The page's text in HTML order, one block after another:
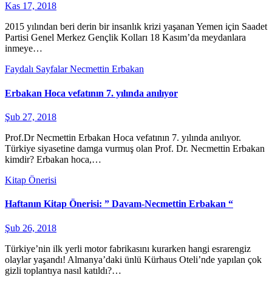
Kas 17, 2018
2015 yılından beri derin bir insanlık krizi yaşanan Yemen için Saadet
Partisi Genel Merkez Gençlik Kolları 18 Kasım’da meydanlara
inmeye…
Faydalı SayfalarNecmettin Erbakan
Erbakan Hoca vefatının 7. yılında anılıyor
Şub 27, 2018
Prof.Dr Necmettin Erbakan Hoca vefatının 7. yılında anılıyor.
Türkiye siyasetine damga vurmuş olan Prof. Dr. Necmettin Erbakan
kimdir? Erbakan hoca,…
Kitap Önerisi
Haftanın Kitap Önerisi: ” Davam-Necmettin Erbakan “
Şub 26, 2018
Türkiye’nin ilk yerli motor fabrikasını kurarken hangi esrarengiz
olaylar yaşandı! Almanya’daki ünlü Kürhaus Oteli’nde yapılan çok
gizli toplantıya nasıl katıldı?…